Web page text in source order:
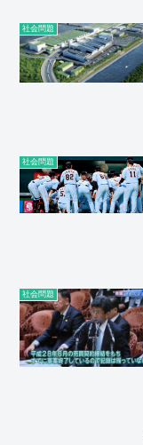
社会問題
社会問題
社会問題